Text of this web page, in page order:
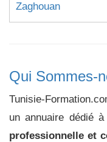
Zaghouan
Qui Sommes-
Tunisie-
un annuaire dédié
professionnelle et